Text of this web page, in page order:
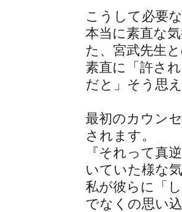
こうして必要
本当に素直な
た、宮武先生
素直に「許さ
だと」そう思
最初のカウン
されます。
『それって真
いていた様な
私が彼らに「
でなくの思い